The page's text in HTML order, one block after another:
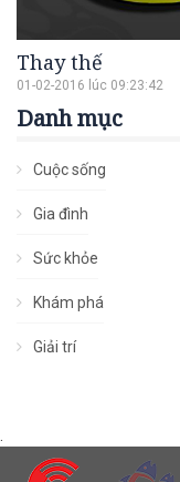
Thay thế
01-02-2016 lúc 09:23:42
Danh mục
Cuộc sống
Gia đình
Sức khỏe
Khám phá
Giải trí
.